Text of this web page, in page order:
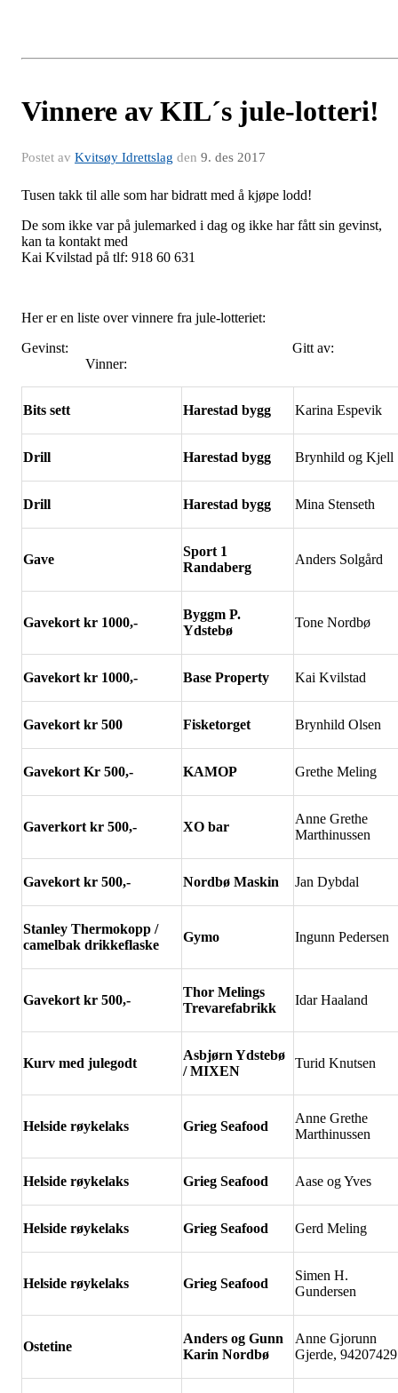
Vinnere av KIL´s jule-lotteri!
Postet av Kvitsøy Idrettslag den 9. des 2017
Tusen takk til alle som har bidratt med å kjøpe lodd!
De som ikke var på julemarked i dag og ikke har fått sin gevinst,
kan ta kontakt med
Kai Kvilstad på tlf: 918 60 631
Her er en liste over vinnere fra jule-lotteriet:
Gevinst: Gitt
Vinner:
Bits sett Harestad bygg Karina Espevik
Drill Harestad bygg Brynhild og Kjell
Drill Harestad bygg Mina Stenseth
Gave
Sport 1
Randaberg
Anders Solgård
Gavekort kr 1000,-
Byggm P.
Ydstebø
Tone Nordbø
Gavekort kr 1000,- Base Property Kai Kvilstad
Gavekort kr 500 Fisketorget Brynhild Olsen
Gavekort Kr 500,- KAMOP Grethe Meling
Gaverkort kr 500,- XO bar
Anne Grethe
Marthinussen
Gavekort kr 500,- Nordbø Maskin Jan Dybdal
Stanley Thermokopp /
camelbak drikkeflaske
Gymo Ingunn Pedersen
Gavekort kr 500,-
Thor Melings
Trevarefabrikk
Idar Haaland
Kurv med julegodt
Asbjørn Ydstebø
/ MIXEN
Turid Knutsen
Helside røykelaks Grieg Seafood
Anne Grethe
Marthinussen
Helside røykelaks Grieg Seafood Aase og Yves
Helside røykelaks Grieg Seafood Gerd Meling
Helside røykelaks Grieg Seafood
Simen H.
Gundersen
Ostetine
Anders og Gunn
Karin Nordbø
Anne Gjorunn
Gjerde, 94207429